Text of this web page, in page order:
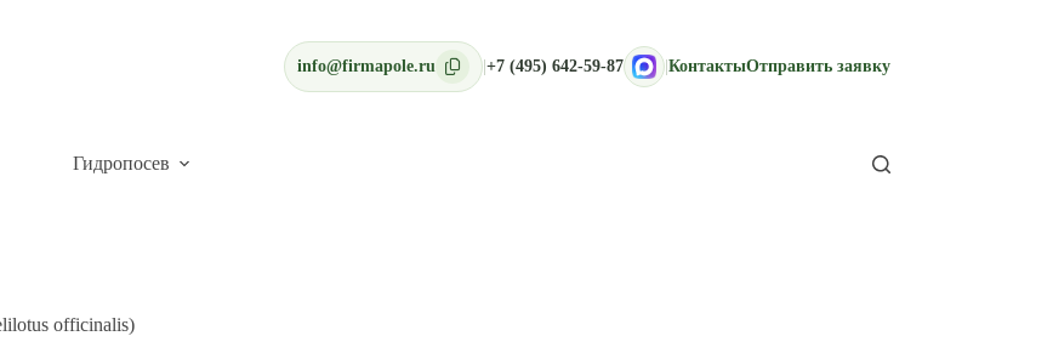
info@firmapole.ru | +7 (495) 642-59-87 | КонтактыОтправить заявку
Гидропосев
officinalis)